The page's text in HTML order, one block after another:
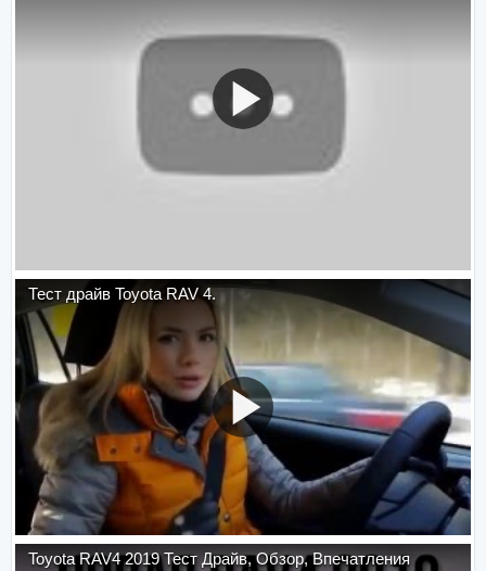
Тест драйв Toyota RAV 4.
Toyota RAV4 2019 Тест Драйв, Обзор, Впечатления